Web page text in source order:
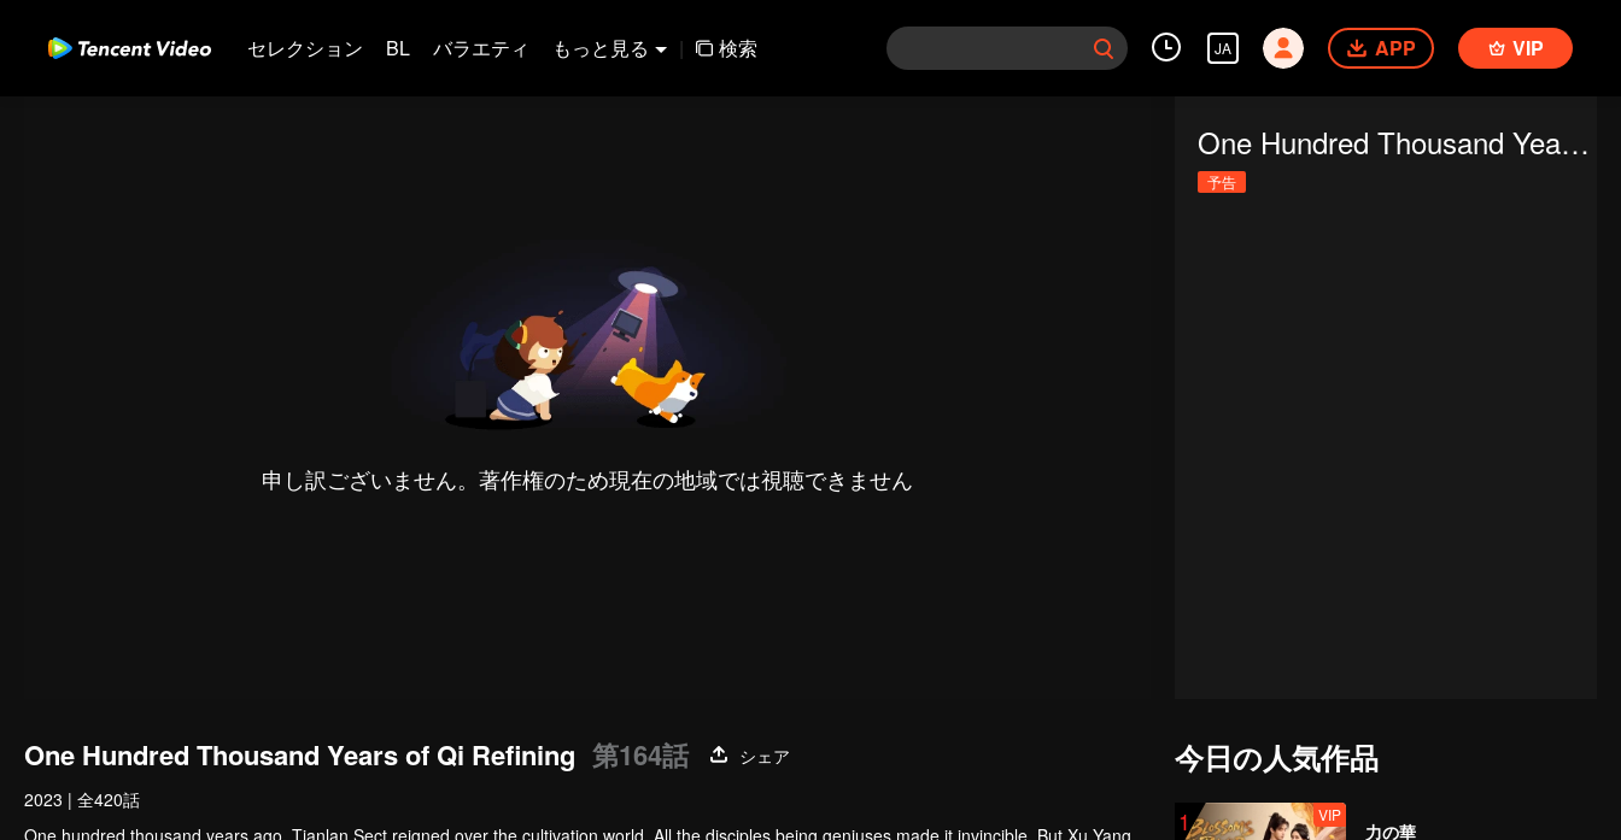
セレクション BL バラエティ もっと見る | 検索 JA APP VIP
申し訳ございません。著作権のため現在の地域では視聴できません
One Hundred Thousand Years of Qi Refining
予告
One Hundred Thousand Years of Qi Refining 第164話
シェア
2023 | 全420話
One hundred thousand years ago, Tianlan Sect reigned over the cultivation world. All the disciples being geniuses made it invincible. But Xu Yang
今日の人気作品
1 VIP
力の華